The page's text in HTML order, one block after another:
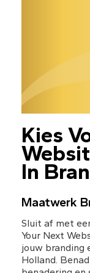
Kies
In
Maatwerk
Sluit af met
Your Next
jouw branding
Holland.